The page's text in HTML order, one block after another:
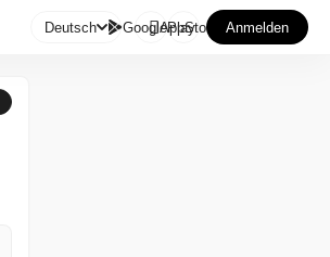
Deutsch GooglePlay
AppStore Anmelden